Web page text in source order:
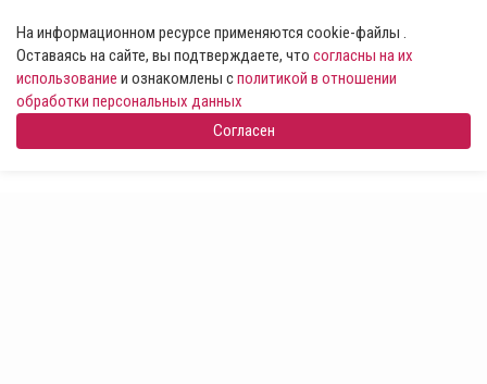
На информационном ресурсе применяются cookie-файлы .
Оставаясь на сайте, вы подтверждаете, что согласны на их
использование и ознакомлены сполитикой в отношении
обработки персональных данных
Согласен